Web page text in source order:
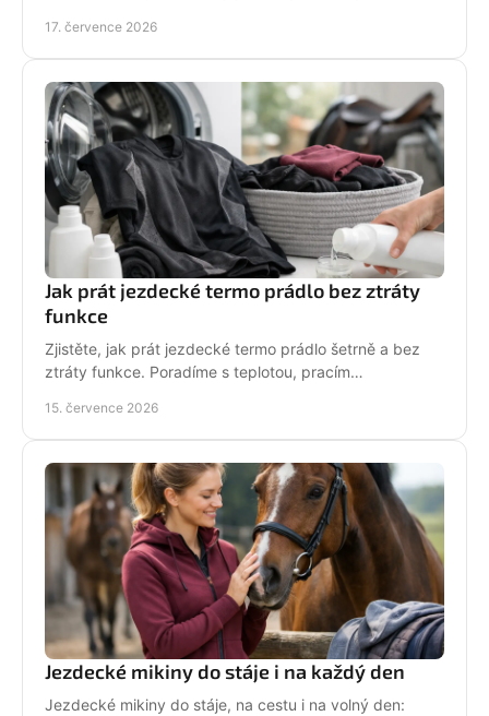
17. července 2026
Jak prát jezdecké termo prádlo bez ztráty
funkce
Zjistěte, jak prát jezdecké termo prádlo šetrně a bez
ztráty funkce. Poradíme s teplotou, pracím
den.
15. července 2026
Jezdecké mikiny do stáje i na každý den
Jezdecké mikiny do stáje, na cestu i na volný den: